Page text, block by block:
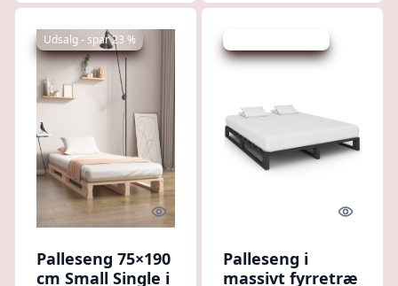
Udsalg - spar 23 %
Quick look
Palleseng 75×190
cm Small Single i
Quick
Palleseng i
massivt fyrretræ